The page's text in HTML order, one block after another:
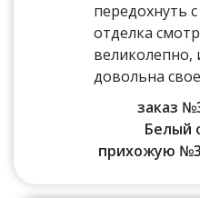
передохнуть
отделка
великолепно,
довольна
заказ
Белый
прихожую